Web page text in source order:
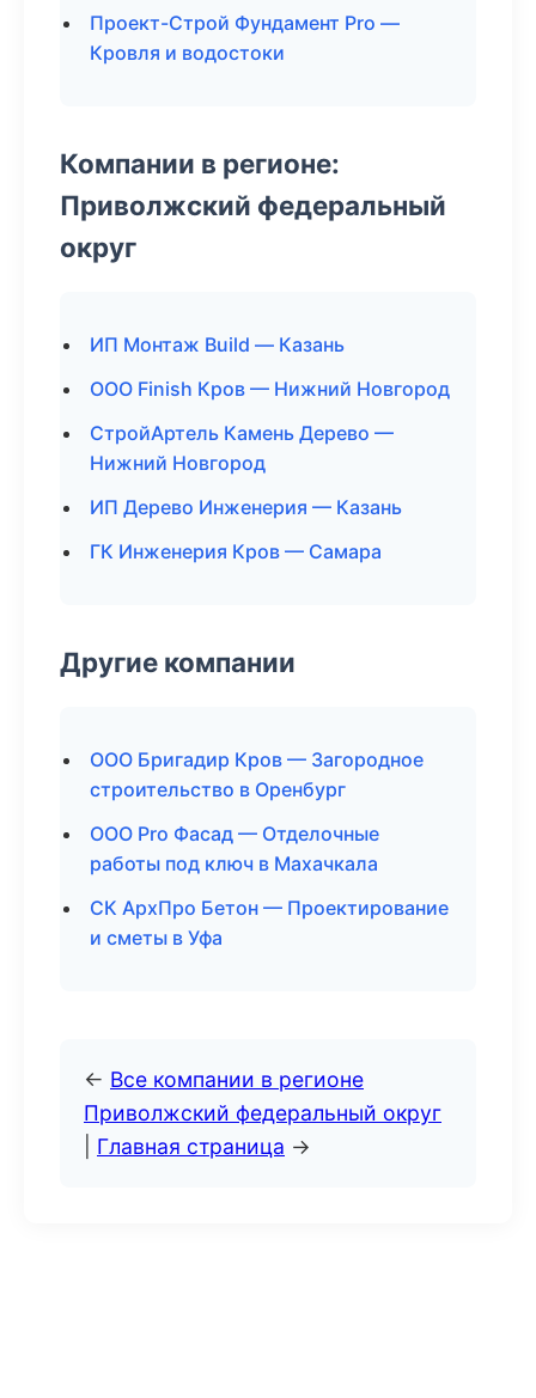
Проект-Строй Фундамент Pro —
Кровля и водостоки
Компании в регионе:
Приволжский федеральный
округ
ИП Монтаж Build — Казань
ООО Finish Кров — Нижний Новгород
СтройАртель Камень Дерево —
Нижний Новгород
ИП Дерево Инженерия — Казань
ГК Инженерия Кров — Самара
Другие компании
ООО Бригадир Кров — Загородное
строительство в Оренбург
ООО Pro Фасад — Отделочные
работы под ключ в Махачкала
СК АрхПро Бетон — Проектирование
и сметы в Уфа
← Все компании в регионе
Приволжский федеральный округ
Главная страница →